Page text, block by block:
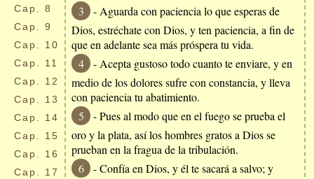
Cap.
8
Cap.
9
Cap.
10
Cap.
11
Cap.
12
Cap.
13
Cap.
14
Cap.
15
Cap.
16
Cap.
17
3
- Aguarda con paciencia lo que esperas de
Dios, estréchate con Dios, y ten paciencia, a fin de
que en adelante sea más próspera tu vida.
4
- Acepta gustoso todo cuanto te enviare, y en
medio de los dolores sufre con constancia, y lleva
con paciencia tu abatimiento.
5
- Pues al modo que en el fuego se prueba el
oro y la plata, así los hombres gratos a Dios se
prueban en la fragua de la tribulación.
6
- Confía en Dios, y él te sacará a salvo; y